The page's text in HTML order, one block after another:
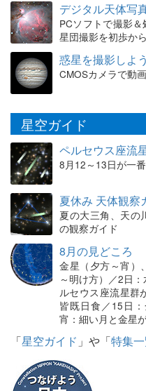
デジタル天体写
PCソフトで撮影
星団撮影を初歩か
惑星を撮影しよう
CMOSカメラで動
星空ガイド
ペルセウス座流
8月12～13日が一
夏休み 天体観察
夏の大三角、天の
の観察ガイド
8月の見どころ
金星（夕方～宵）
～明け方）／2日
ルセウス座流星群
皆既日食／15日
宵：細い月と金星
「星空ガイド 」や「特集